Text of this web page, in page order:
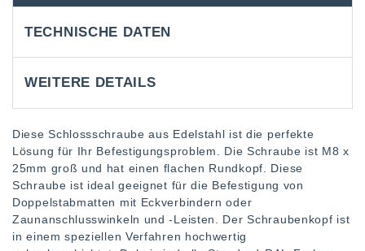
TECHNISCHE DATEN
WEITERE DETAILS
Diese Schlossschraube aus Edelstahl ist die perfekte
Lösung für Ihr Befestigungsproblem. Die Schraube ist M8 x
25mm groß und hat einen flachen Rundkopf. Diese
Schraube ist ideal geeignet für die Befestigung von
Doppelstabmatten mit Eckverbindern oder
Zaunanschlusswinkeln und -Leisten. Der Schraubenkopf ist
in einem speziellen Verfahren hochwertig